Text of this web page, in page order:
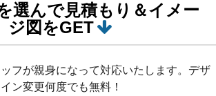
選んで見積もり＆イメー
ジ図をGET
フが親身になって対応いたします。デザ
イン変更何度でも無料！